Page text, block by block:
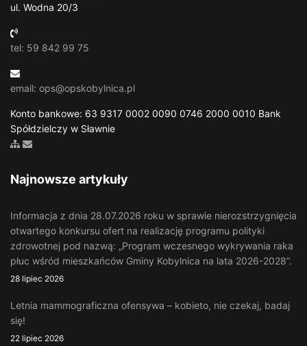
ul. Wodna 20/3
tel: 59 842 99 75
email: ops@opskobylnica.pl
Konto bankowe: 63 9317 0002 0090 0746 2000 0010 Bank
Spółdzielczy w Sławnie
Zobacz mapę strony
Wyślij email
Najnowsze artykuły
Informacja z dnia 28.07.2026 roku w sprawie nierozstrzygnięcia
otwartego konkursu ofert na realizację programu polityki
zdrowotnej pod nazwą: „Program wczesnego wykrywania raka
płuc wśród mieszkańców Gminy Kobylnica na lata 2026-2028”.
28 lipiec 2026
Letnia mammograficzna ofensywa – kobieto, nie czekaj, badaj
się!
22 lipiec 2026